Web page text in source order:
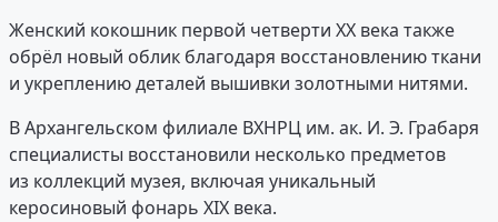
Женский кокошник первой четверти XX века также
обрёл новый облик благодаря восстановлению ткани
и укреплению деталей вышивки золотными нитями.
В Архангельском филиале ВХНРЦ им. ак. И. Э. Грабаря
специалисты восстановили несколько предметов
из коллекций музея, включая уникальный
керосиновый фонарь XIX века.